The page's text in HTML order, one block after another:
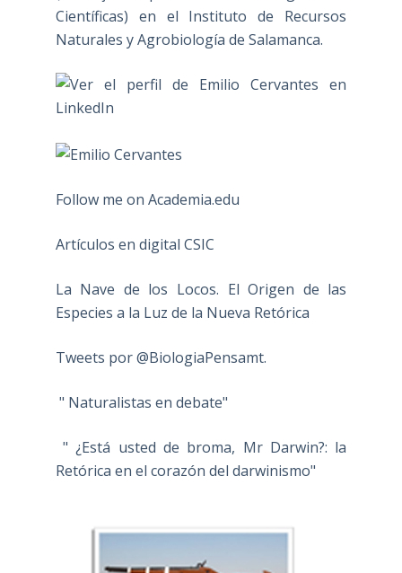
Científicas) en el Instituto de Recursos
Naturales y Agrobiología de Salamanca.
Follow me on Academia.edu
Artículos en digital CSIC
La Nave de los Locos. El Origen de las
Especies a la Luz de la Nueva Retórica
Tweets por @BiologiaPensamt.
" Naturalistas en debate"
" ¿Está usted de broma, Mr Darwin?: la
Retórica en el corazón del darwinismo"